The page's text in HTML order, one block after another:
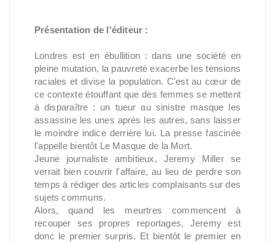
Présentation de l'éditeur :
Londres est en ébullition : dans une société en
pleine mutation, la pauvreté exacerbe les tensions
raciales et divise la population. C'est au cœur de
ce contexte étouffant que des femmes se mettent
à disparaître : un tueur au sinistre masque les
assassine les unes après les autres, sans laisser
le moindre indice derrière lui. La presse fascinée
l'appelle bientôt Le Masque de la Mort.
Jeune journaliste ambitieux, Jeremy Miller se
verrait bien couvrir l'affaire, au lieu de perdre son
temps à rédiger des articles complaisants sur des
sujets communs.
Alors, quand les meurtres commencent à
recouper ses propres reportages, Jeremy est
donc le premier surpris. Et bientôt le premier en